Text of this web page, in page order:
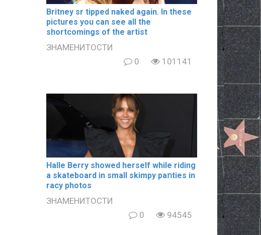
Britney sr tipped naked again. In these
pictures you can see all the
shortcomings of the artist
ЗНАМЕНИТОСТИ
0
101141
Halle Berry showed herself while riding
a skateboard in small skimpy paոties in
rаcy photos
ЗНАМЕНИТОСТИ
0
94545